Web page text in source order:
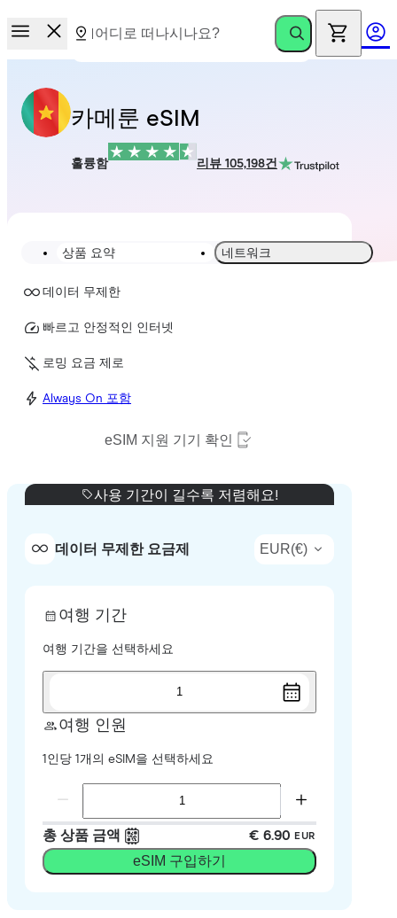
카메룬 eSIM
훌륭함 리뷰 105,198건
상품 요약 네트워크
데이터 무제한
빠르고 안정적인 인터넷
로밍 요금 제로
Always On 포함
eSIM 지원 기기 확인
사용 기간이 길수록 저렴해요!
데이터 무제한 요금제 EUR(€)
여행 기간
여행 기간을 선택하세요
1
여행 인원
1인당 1개의 eSIM을 선택하세요
총 상품 금액 € 6.90 EUR
eSIM 구입하기